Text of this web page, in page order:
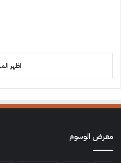
اظهر
معرض الوسوم